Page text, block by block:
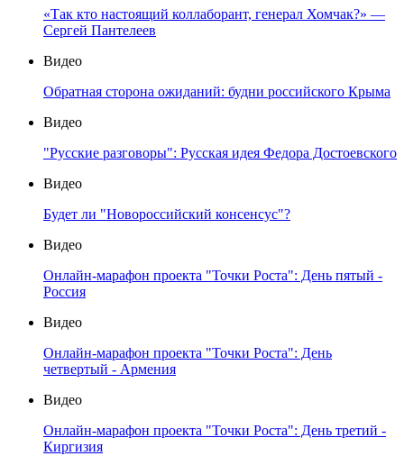
«Так кто настоящий коллаборант, генерал Хомчак?» —
Сергей Пантелеев
Видео
Обратная сторона ожиданий: будни российского Крыма
Видео
"Русские разговоры": Русская идея Федора Достоевского
Видео
Будет ли "Новороссийский консенсус"?
Видео
Онлайн-марафон проекта "Точки Роста": День пятый -
Россия
Видео
Онлайн-марафон проекта "Точки Роста": День
четвертый - Армения
Видео
Онлайн-марафон проекта "Точки Роста": День третий -
Киргизия